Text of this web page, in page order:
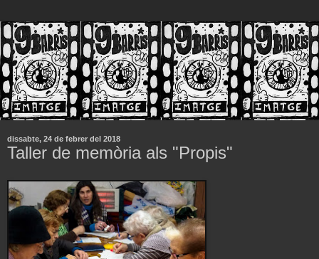
dissabte, 24 de febrer del 2018
Taller de memòria als "Propis"